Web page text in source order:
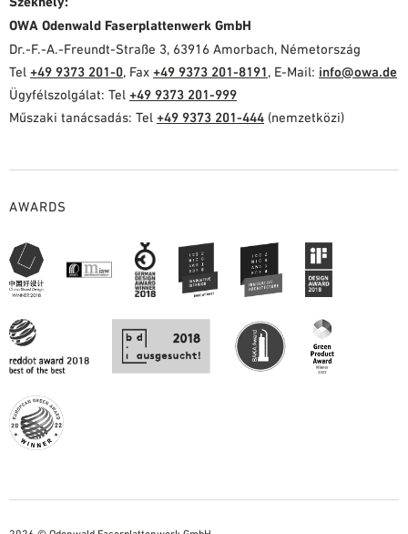
OWA Odenwald Faserplattenwerk GmbH
Dr.-F.-A.-Freundt-Straße 3, 63916 Amorbach, Németország
Tel +49 9373 201-0, Fax +49 9373 201-8191, E-Mail: info@owa.de
Ügyfélszolgálat: Tel +49 9373 201-999
Műszaki tanácsadás: Tel +49 9373 201-444 (nemzetközi)
AWARDS